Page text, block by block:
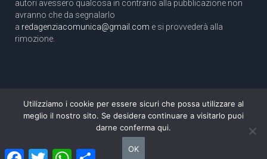
autori avessero qualcosa in contrario alla pubblicazione non
avranno che da segnalarlo
a redagenziacomunica@gmail.com e si provvederà alla
rimozione.
Copyright 2003 com.unica - Tutti i diritti riservati
Aut. Tribunale di Roma N. 466/2003 dell'11/11/2003
Direttore responsabile: Pino Pelloni [direttore@agenziacomunica.net]
FacebookTwitter WhatsAppCondividi
Utilizziamo i cookie per essere sicuri che possa utilizzare al
meglio il nostro sito. Se desidera continuare a visitarlo puoi
darne conferma qui.
OK